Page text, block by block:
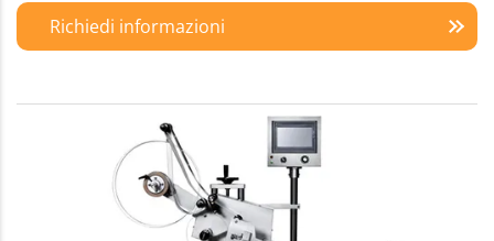
Richiedi informazioni